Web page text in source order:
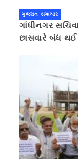
ગુજરાત સમાચાર
ગાંધીનગર
છાસવારે બંધ થઈ